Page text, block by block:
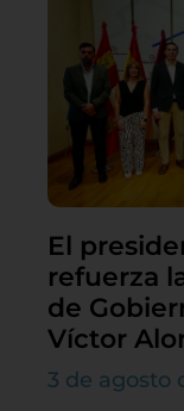
El
refuerza
de
Víctor
3 de agosto